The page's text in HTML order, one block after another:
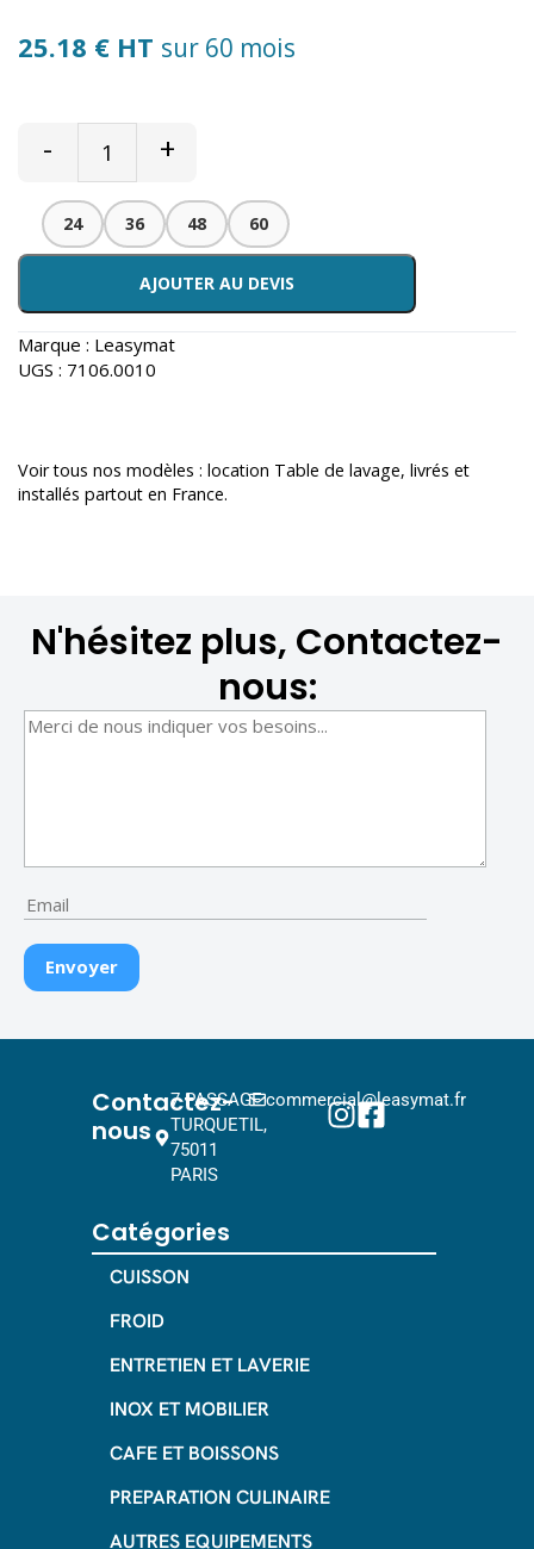
25.18 € HT sur 60 mois
- +
24 36 48 60
AJOUTER AU DEVIS
Marque : Leasymat
UGS : 7106.0010
Voir tous nos modèles : location Table de lavage, livrés et
installés partout en France.
N'hésitez plus, Contactez-
nous:
Contactez-
nous
7 PASSAGE
TURQUETIL,
75011
PARIS
commercial@leasymat.fr
Catégories
CUISSON
FROID
ENTRETIEN ET LAVERIE
INOX ET MOBILIER
CAFE ET BOISSONS
PREPARATION CULINAIRE
AUTRES EQUIPEMENTS